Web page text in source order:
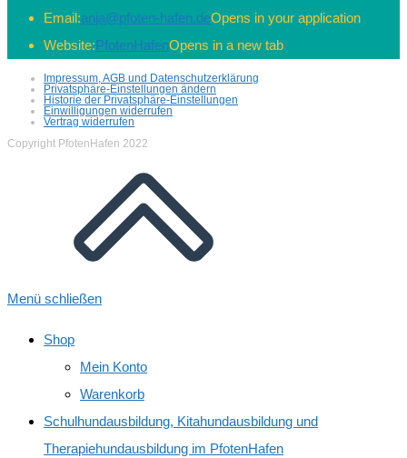
Email:anja@pfoten-hafen.deOpens in your application
Website:PfotenHafenOpens in a new tab
Impressum, AGB und Datenschutzerklärung
Privatsphäre-Einstellungen ändern
Historie der Privatsphäre-Einstellungen
Einwilligungen widerrufen
Vertrag widerrufen
Copyright PfotenHafen 2022
Menü schließen
Shop
Mein Konto
Warenkorb
Schulhundausbildung, Kitahundausbildung und
Therapiehundausbildung im PfotenHafen